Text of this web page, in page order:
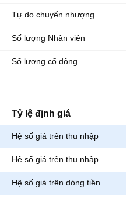
Tự do chuyển nhượng
Số lượng Nhân viên
Số lượng cổ đông
Tỷ lệ định giá
Hệ số giá trên thu nhập
Hệ số giá trên thu nhập
Hệ số giá trên dòng tiền